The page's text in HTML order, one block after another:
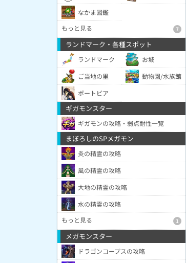
なかま図鑑
もっと見る
7
ランドマーク・各種スポット
ランドマーク
お城
ご当地の里
動物園/水族館
ポートピア
ギガモンスター
ギガモンの攻略・弱点耐性一覧
まぼろしのSPメガモン
炎の精霊の攻略
風の精霊の攻略
大地の精霊の攻略
水の精霊の攻略
もっと見る
1
メガモンスター
ドラゴンコープスの攻略